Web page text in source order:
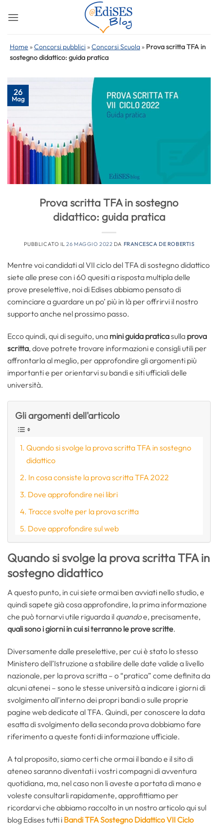
Home »Concorsi pubblici »Concorsi Scuola » Prova scritta TFA in
sostegno didattico: guida pratica
26
Mag
Prova scritta TFA in sostegno
didattico: guida pratica
PUBBLICATO IL26 MAGGIO 2022 DA FRANCESCA DE ROBERTIS
Mentre voi candidati al VII ciclo del TFA di sostegno didattico
siete alle prese con i 60 quesiti a risposta multipla delle
prove preselettive, noi di Edises abbiamo pensato di
cominciare a guardare un po’ più in là per offrirvi il nostro
supporto anche nel prossimo passo.
Ecco quindi, qui di seguito, una mini guida praticasulla prova
scritta, dove potrete trovare informazioni e consigli utili per
affrontarla al meglio, per approfondire gli argomenti più
importanti e per orientarvi su bandi e siti ufficiali delle
università.
Gli argomenti dell'articolo
Quando si svolge la prova scritta TFA in sostegno
didattico
In cosa consiste la prova scritta TFA 2022
Dove approfondire nei libri
Tracce svolte per la prova scritta
Dove approfondire sul web
Quando si svolge la prova scritta TFA in
sostegno didattico
A questo punto, in cui siete ormai ben avviati nello studio, e
quindi sapete già cosa approfondire, la prima informazione
che può tornarvi utile riguarda il quandoe, precisamente,
quali sono i giorni in cui si terranno le prove scritte.
Diversamente dalle preselettive, per cui è stato lo stesso
Ministero dell’Istruzione a stabilire delle date valide a livello
nazionale, per la prova scritta – o “pratica” come definita da
alcuni atenei – sono le stesse università a indicare i giorni di
svolgimento all’interno dei propri bandi o sulle proprie
pagine web dedicate al TFA. Quindi, per conoscere la data
esatta di svolgimento della seconda prova dobbiamo fare
riferimento a queste fonti di informazione ufficiale.
A tal proposito, siamo certi che ormai il bando e il sito di
ateneo saranno diventati i vostri compagni di avventura
quotidiana, ma, nel caso non li aveste a portata di mano e
voleste consultarli rapidamente, approfittiamo per
ricordarvi che abbiamo raccolto in un nostro articolo qui sul
blog Edises tutti i Bandi TFA Sostegno Didattico VII Ciclo